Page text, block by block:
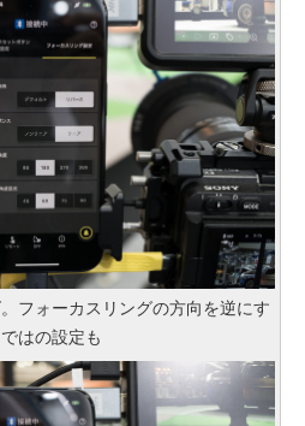
フォーカスリングの方向を逆にす
はの設定も